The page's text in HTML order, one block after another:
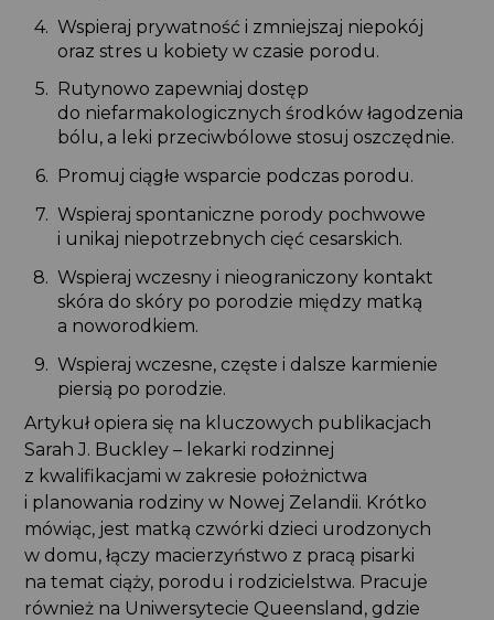
Wspieraj prywatność i zmniejszaj niepokój
oraz stres u kobiety w czasie porodu.
Rutynowo zapewniaj dostęp
do niefarmakologicznych środków łagodzenia
bólu, a leki przeciwbólowe stosuj oszczędnie.
Promuj ciągłe wsparcie podczas porodu.
Wspieraj spontaniczne porody pochwowe
i unikaj niepotrzebnych cięć cesarskich.
Wspieraj wczesny i nieograniczony kontakt
skóra do skóry po porodzie między matką
a noworodkiem.
Wspieraj wczesne, częste i dalsze karmienie
piersią po porodzie.
Artykuł opiera się na kluczowych publikacjach
Sarah J. Buckley – lekarki rodzinnej
z kwalifikacjami w zakresie położnictwa
i planowania rodziny w Nowej Zelandii. Krótko
mówiąc, jest matką czwórki dzieci urodzonych
w domu, łączy macierzyństwo z pracą pisarki
na temat ciąży, porodu i rodzicielstwa. Pracuje
również na Uniwersytecie Queensland, gdzie